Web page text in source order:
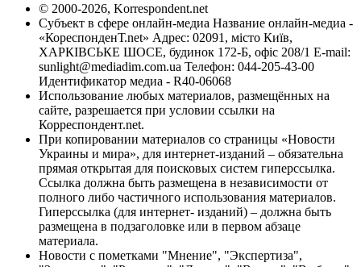
© 2000-2026, Korrespondent.net
Субъект в сфере онлайн-медиа Название онлайн-медиа -
«КореспонденТ.net» Адрес: 02091, місто Київ,
ХАРКІВСЬКЕ ШОСЕ, будинок 172-Б, офіс 208/1 E-mail:
sunlight@mediadim.com.ua Телефон: 044-205-43-00
Идентификатор медиа - R40-06068
Использование любых материалов, размещённых на
сайте, разрешается при условии ссылки на
Корреспондент.net.
При копировании материалов со страницы «Новости
Украины и мира», для интернет-изданий – обязательна
прямая открытая для поисковых систем гиперссылка.
Ссылка должна быть размещена в независимости от
полного либо частичного использования материалов.
Гиперссылка (для интернет- изданий) – должна быть
размещена в подзаголовке или в первом абзаце
материала.
Новости с пометками "Мнение", "Экспертиза",